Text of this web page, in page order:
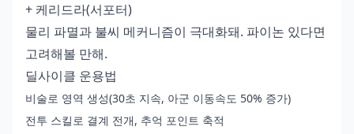
+ 케리드라(서포터)
물리 파멸과 불씨 메커니즘이 극대화돼. 파이논 있다면
고려해볼 만해.
딜사이클 운용법
비술로 영역 생성(30초 지속, 아군 이동속도 50% 증가)
전투 스킬로 결계 전개, 추억 포인트 축적